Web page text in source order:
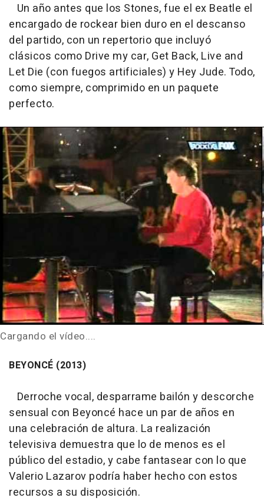
Un año antes que los Stones, fue el ex Beatle el
encargado de rockear bien duro en el descanso
del partido, con un repertorio que incluyó
clásicos como Drive my car, Get Back, Live and
Let Die (con fuegos artificiales) y Hey Jude. Todo,
como siempre, comprimido en un paquete
perfecto.
Cargando el vídeo....
BEYONCÉ (2013)
Derroche vocal, desparrame bailón y descorche
sensual con Beyoncé hace un par de años en
una celebración de altura. La realización
televisiva demuestra que lo de menos es el
público del estadio, y cabe fantasear con lo que
Valerio Lazarov podría haber hecho con estos
recursos a su disposición.